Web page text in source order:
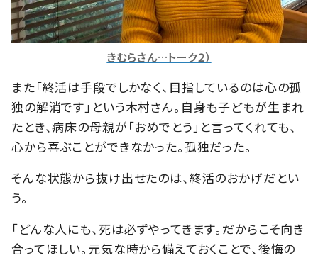
きむらさん…トーク２）
また「終活は手段でしかなく、目指しているのは心の孤
独の解消です」という木村さん。自身も子どもが生まれ
たとき、病床の母親が「おめでとう」と言ってくれても、
心から喜ぶことができなかった。孤独だった。
そんな状態から抜け出せたのは、終活のおかげだとい
う。
「どんな人にも、死は必ずやってきます。だからこそ向き
合ってほしい。元気な時から備えておくことで、後悔の